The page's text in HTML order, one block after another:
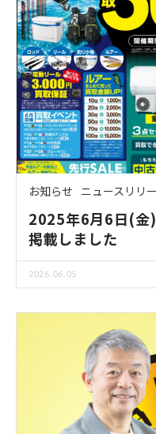
お知らせ ニュースリリ
2025年6月6日(金
掲載しました
2026.06.05